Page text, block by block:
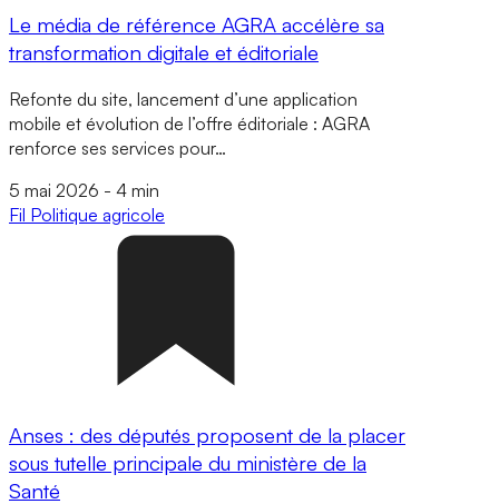
Le média de référence AGRA accélère sa
transformation digitale et éditoriale
Refonte du site, lancement d’une application
mobile et évolution de l’offre éditoriale : AGRA
renforce ses services pour…
5 mai 2026 - 4 min
Fil Politique agricole
Anses : des députés proposent de la placer
sous tutelle principale du ministère de la
Santé